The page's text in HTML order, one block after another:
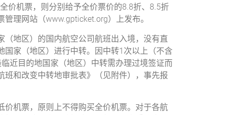
价机票，则分别给予全价票价的8.8折、8.5折
理网站（www.gpticket.org）上发布。
地区）的国内航空公司航班出入境，没有直
家（地区）进行中转。因中转1次以上（不含
近目的地国家（地区）中转需办理过境签证而
和改变中转地审批表》（见附件），事先报
机票，原则上不得购买全价机票。对于各航